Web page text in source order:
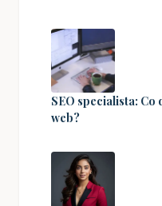
SEO specialista: Co
web?